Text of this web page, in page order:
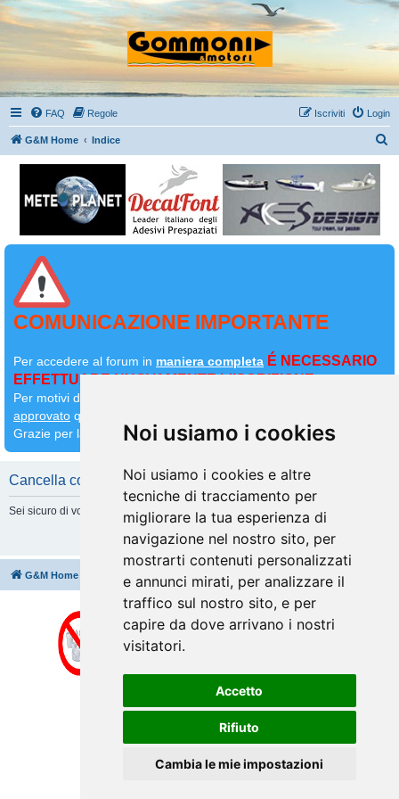
Noi usiamo i cookies
Noi usiamo i cookies e altre
tecniche di tracciamento per
migliorare la tua esperienza di
navigazione nel nostro sito, per
mostrarti contenuti personalizzati
e annunci mirati, per analizzare il
traffico sul nostro sito, e per
capire da dove arrivano i nostri
visitatori.
Accetto
Rifiuto
Cambia le mie impostazioni
FAQ Regole Login
Iscriviti
G&M Home Indice
COMUNICAZIONE IMPORTANTE
Per accedere al forum in maniera completa É NECESSARIO
EFFETTUARE NUOVAMENTE L'ISCRIZIONE
Per motivi di sicurezza il
approvato quindi
Grazie per la comprensione
Cancella cookie
Sei sicuro di volere cancellare tutti i cookie di questa Board?
G&M Home Tutti gli orari sonoUTC+02:00
Cancella cookie
phpBB® Forum Software © phpBB Limited